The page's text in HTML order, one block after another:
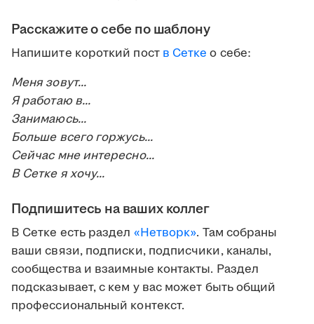
Расскажите о себе по шаблону
Напишите короткий пост в Сетке о себе:
Меня зовут...
Я работаю в...
Занимаюсь...
Больше всего горжусь...
Сейчас мне интересно...
В Сетке я хочу...
Подпишитесь на ваших коллег
В Сетке есть раздел «Нетворк». Там собраны
ваши связи, подписки, подписчики, каналы,
сообщества и взаимные контакты. Раздел
подсказывает, с кем у вас может быть общий
профессиональный контекст.